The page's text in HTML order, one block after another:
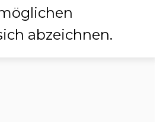
abzeichnen.